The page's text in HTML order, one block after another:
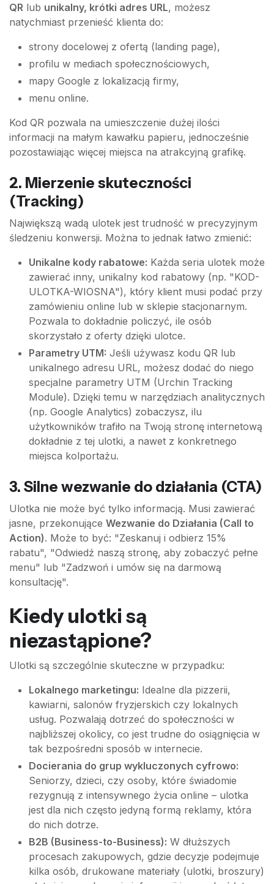
QR lub unikalny, krótki adres URL, możesz
natychmiast przenieść klienta do:
strony docelowej z ofertą (landing page),
profilu w mediach społecznościowych,
mapy Google z lokalizacją firmy,
menu online.
Kod QR pozwala na umieszczenie dużej ilości
informacji na małym kawałku papieru, jednocześnie
pozostawiając więcej miejsca na atrakcyjną grafikę.
2. Mierzenie skuteczności
(Tracking)
Największą wadą ulotek jest trudność w precyzyjnym
śledzeniu konwersji. Można to jednak łatwo zmienić:
Unikalne kody rabatowe: Każda seria ulotek może
zawierać inny, unikalny kod rabatowy (np. "KOD-
ULOTKA-WIOSNA"), który klient musi podać przy
zamówieniu online lub w sklepie stacjonarnym.
Pozwala to dokładnie policzyć, ile osób
skorzystało z oferty dzięki ulotce.
Parametry UTM: Jeśli używasz kodu QR lub
unikalnego adresu URL, możesz dodać do niego
specjalne parametry UTM (Urchin Tracking
Module). Dzięki temu w narzędziach analitycznych
(np. Google Analytics) zobaczysz, ilu
użytkowników trafiło na Twoją stronę internetową
dokładnie z tej ulotki, a nawet z konkretnego
miejsca kolportażu.
3. Silne wezwanie do działania (CTA)
Ulotka nie może być tylko informacją. Musi zawierać
jasne, przekonujące Wezwanie do Działania (Call to
Action). Może to być: "Zeskanuj i odbierz 15%
rabatu", "Odwiedź naszą stronę, aby zobaczyć pełne
menu" lub "Zadzwoń i umów się na darmową
konsultację".
Kiedy ulotki są
niezastąpione?
Ulotki są szczególnie skuteczne w przypadku:
Lokalnego marketingu: Idealne dla pizzerii,
kawiarni, salonów fryzjerskich czy lokalnych
usług. Pozwalają dotrzeć do społeczności w
najbliższej okolicy, co jest trudne do osiągnięcia w
tak bezpośredni sposób w internecie.
Docierania do grup wykluczonych cyfrowo:
Seniorzy, dzieci, czy osoby, które świadomie
rezygnują z intensywnego życia online – ulotka
jest dla nich często jedyną formą reklamy, która
do nich dotrze.
B2B (Business-to-Business): W dłuższych
procesach zakupowych, gdzie decyzje podejmuje
kilka osób, drukowane materiały (ulotki, broszury)